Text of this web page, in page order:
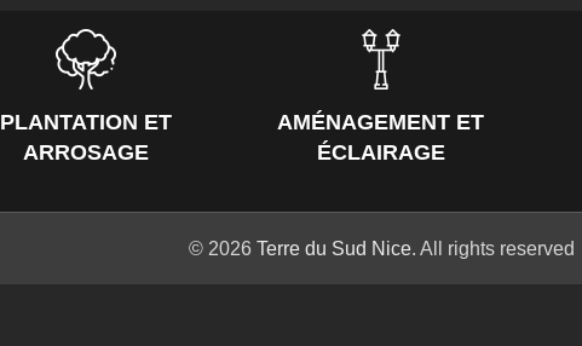
PLANTATION ET
ARROSAGE
AMÉNAGEMENT ET
ÉCLAIRAGE
© 2026 Terre du Sud Nice. All rights reserved